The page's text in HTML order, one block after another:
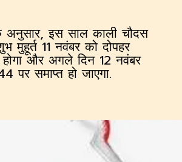
अनुसार, इस साल काली चौदस
मुहूर्त 11 नवंबर को दोपहर
और अगले दिन 12 नवंबर
पर समाप्त हो जाएगा.